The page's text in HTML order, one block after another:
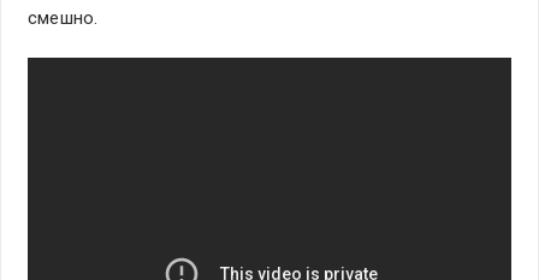
смешно.